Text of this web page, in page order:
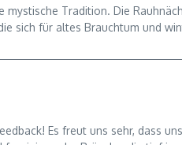
Tradition. Die
sich für altes Brauchtum und
Es freut uns sehr, dass